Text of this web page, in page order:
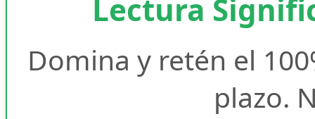
Lectura
Domina y retén el
plazo.